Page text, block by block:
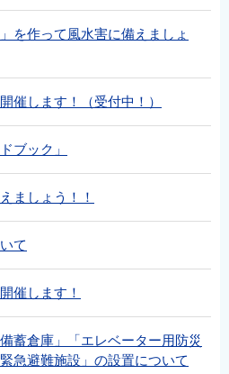
を作って風水害に備えましょ
催します！（受付中！）
ブック」
ましょう！！
て
催します！
蓄倉庫」「エレベーター用防災
急避難施設」の設置について